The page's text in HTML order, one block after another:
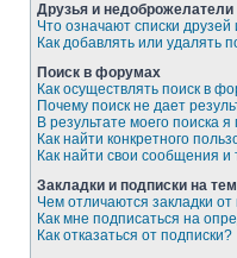
Друзья и недоброжелатели
Что означают списки
Как добавлять или удалять
Поиск в форумах
Как осуществлять поиск в
Почему поиск не дает
В результате моего поиска
Как найти конкретного
Как найти свои сообщения
Закладки и подписки на
Чем отличаются закладки от
Как мне подписаться на
Как отказаться от подписки?